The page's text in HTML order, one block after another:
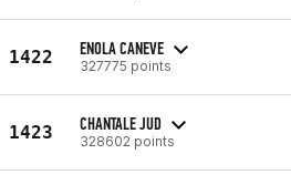
1422 ENOLA CANEVE
327775 points
1423 CHANTALE JUD
328602 points